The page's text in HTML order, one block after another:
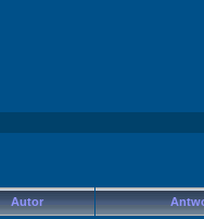
Autor